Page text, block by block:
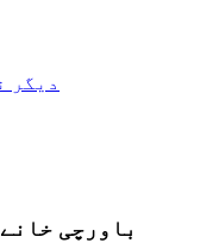
دیگر
باورچی